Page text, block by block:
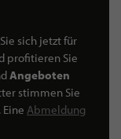
sich jetzt für
profitieren Sie
Angeboten
stimmen Sie
Eine Abmeldung